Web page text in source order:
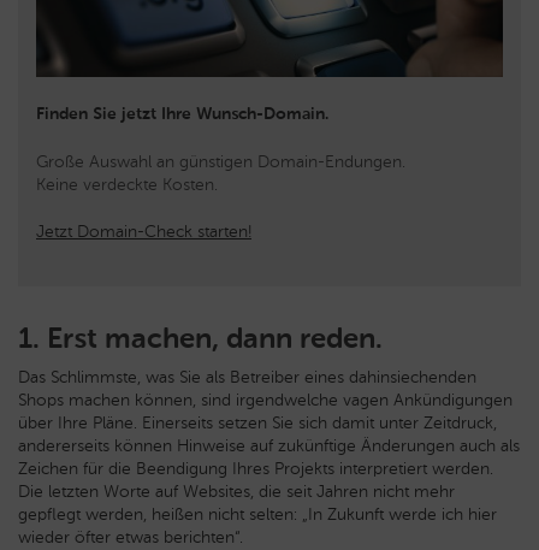
Finden Sie jetzt Ihre Wunsch-Domain.
Große Auswahl an günstigen Domain-Endungen.
Keine verdeckte Kosten.
Jetzt Domain-Check starten!
1. Erst machen, dann reden.
Das Schlimmste, was Sie als Betreiber eines dahinsiechenden
Shops machen können, sind irgendwelche vagen Ankündigungen
über Ihre Pläne. Einerseits setzen Sie sich damit unter Zeitdruck,
andererseits können Hinweise auf zukünftige Änderungen auch als
Zeichen für die Beendigung Ihres Projekts interpretiert werden.
Die letzten Worte auf Websites, die seit Jahren nicht mehr
gepflegt werden, heißen nicht selten: „In Zukunft werde ich hier
wieder öfter etwas berichten“.